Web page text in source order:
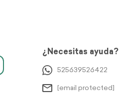
¿Necesitas ayuda?
525639526422
[email protected]